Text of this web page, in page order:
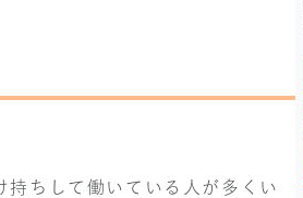
ちして働いている人が多くい